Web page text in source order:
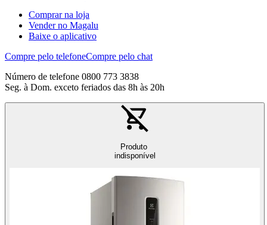
Comprar na loja
Vender no Magalu
Baixe o aplicativo
Compre pelo telefoneCompre pelo chat
Número de telefone 0800 773 3838
Seg. à Dom. exceto feriados das 8h às 20h
Produto
indisponível